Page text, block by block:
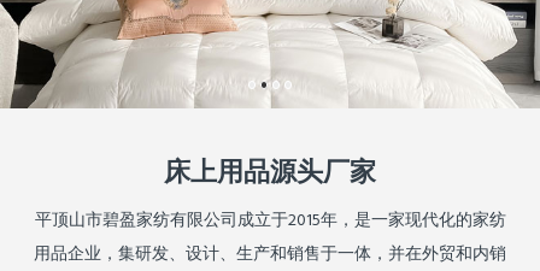
床上用品源头厂家
平顶山市碧盈家纺有限公司成立于2015年，是一家现代化的家纺
用品企业，集研发、设计、生产和销售于一体，并在外贸和内销